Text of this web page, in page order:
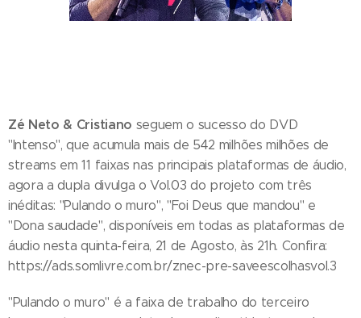
Zé Neto & Cristiano seguem o sucesso do DVD
"Intenso", que acumula mais de 542 milhões milhões de
streams em 11 faixas nas principais plataformas de áudio,
agora a dupla divulga o Vol.03 do projeto com três
inéditas: "Pulando o muro", "Foi Deus que mandou" e
"Dona saudade", disponíveis em todas as plataformas de
áudio nesta quinta-feira, 21 de Agosto, às 21h. Confira:
https://ads.somlivre.com.br/znec-pre-saveescolhasvol.3
"Pulando o muro" é a faixa de trabalho do terceiro